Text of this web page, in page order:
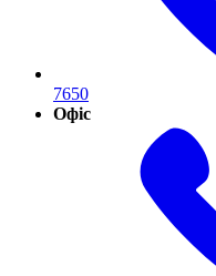
7650
Офіс